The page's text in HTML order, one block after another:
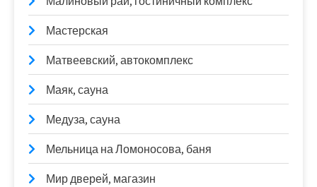
Мастерская
Матвеевский, автокомплекс
Маяк, сауна
Медуза, сауна
Мельница на Ломоносова, баня
Мир дверей, магазин